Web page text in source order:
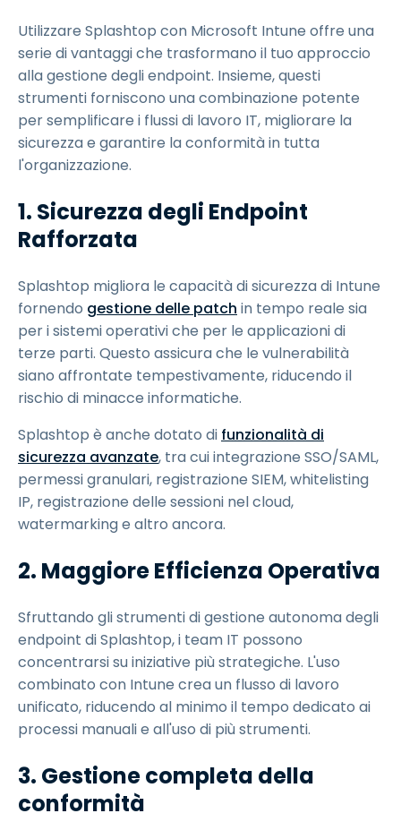
Utilizzare Splashtop con Microsoft Intune offre una
serie di vantaggi che trasformano il tuo approccio
alla gestione degli endpoint. Insieme, questi
strumenti forniscono una combinazione potente
per semplificare i flussi di lavoro IT, migliorare la
sicurezza e garantire la conformità in tutta
l'organizzazione.
1. Sicurezza degli Endpoint
Rafforzata
Splashtop migliora le capacità di sicurezza di Intune
fornendo gestione delle patch in tempo reale sia
per i sistemi operativi che per le applicazioni di
terze parti. Questo assicura che le vulnerabilità
siano affrontate tempestivamente, riducendo il
rischio di minacce informatiche.
Splashtop è anche dotato di funzionalità di
sicurezza avanzate, tra cui integrazione SSO/SAML,
permessi granulari, registrazione SIEM, whitelisting
IP, registrazione delle sessioni nel cloud,
watermarking e altro ancora.
2. Maggiore Efficienza Operativa
Sfruttando gli strumenti di gestione autonoma degli
endpoint di Splashtop, i team IT possono
concentrarsi su iniziative più strategiche. L'uso
combinato con Intune crea un flusso di lavoro
unificato, riducendo al minimo il tempo dedicato ai
processi manuali e all'uso di più strumenti.
3. Gestione completa della
conformità